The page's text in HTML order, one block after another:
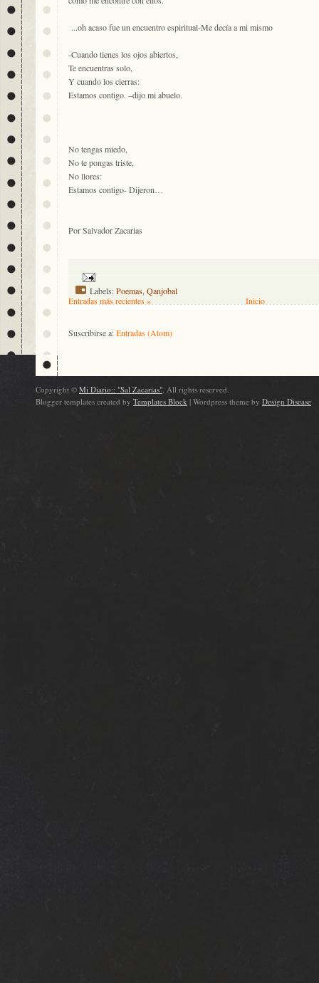
...oh acaso fue un encuentro espiritual-Me decía a mi mismo
-Cuando tienes los ojos abiertos,
Te encuentras solo,
Y cuando los cierras:
Estamos contigo. –dijo mi abuelo.
No tengas miedo,
No te pongas triste,
No llores:
Estamos contigo- Dijeron…
Por Salvador Zacarias
Labels:Poemas Qanjobal
Entradas más recientes »
Inicio
Suscribirse a:Entradas (Atom)
Copyright © Mi Diario:: "Sal Zacarias". All rights reserved.
Blogger templates created by Templates Block | Wordpress theme by Design Disease